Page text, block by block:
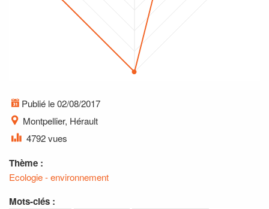
Publié le 02/08/2017
Montpellier, Hérault
4792 vues
Thème :
Ecologie - environnement
Mots-clés :